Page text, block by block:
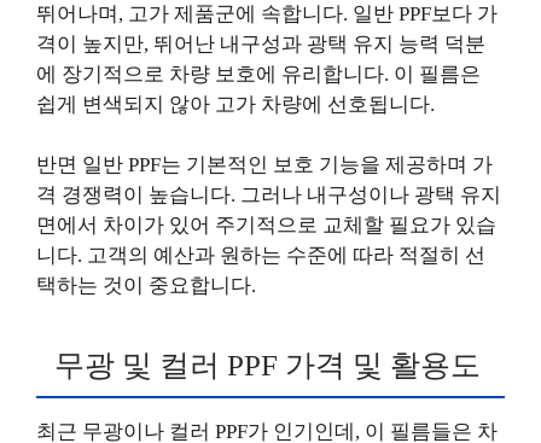
뛰어나며, 고가 제품군에 속합니다. 일반 PPF보다 가
격이 높지만, 뛰어난 내구성과 광택 유지 능력 덕분
에 장기적으로 차량 보호에 유리합니다. 이 필름은
쉽게 변색되지 않아 고가 차량에 선호됩니다.
반면 일반 PPF는 기본적인 보호 기능을 제공하며 가
격 경쟁력이 높습니다. 그러나 내구성이나 광택 유지
면에서 차이가 있어 주기적으로 교체할 필요가 있습
니다. 고객의 예산과 원하는 수준에 따라 적절히 선
택하는 것이 중요합니다.
무광 및 컬러 PPF 가격 및 활용도
최근 무광이나 컬러 PPF가 인기인데, 이 필름들은 차